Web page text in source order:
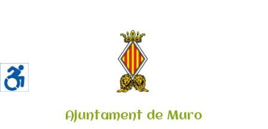
Ajuntament de Muro